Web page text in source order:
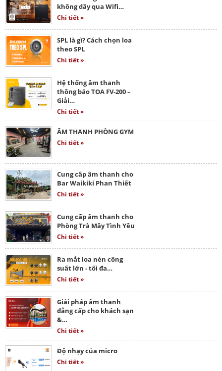
không dây qua Wifi…
Chi tiết »
SPL là gì? Cách chọn loa
theo SPL
Chi tiết »
Hệ thống âm thanh
thông báo TOA FV-200 –
Giải…
Chi tiết »
ÂM THANH PHÒNG GYM
Chi tiết »
Cung cấp âm thanh cho
Bar Waikiki Phan Thiết
Chi tiết »
Cung cấp âm thanh cho
Phòng Trà Mây Tình Yêu
Chi tiết »
Ra mắt loa nén công
suất lớn - tối đa…
Chi tiết »
Giải pháp âm thanh
đẳng cấp cho khách sạn
&…
Chi tiết »
Độ nhạy của micro
Chi tiết »